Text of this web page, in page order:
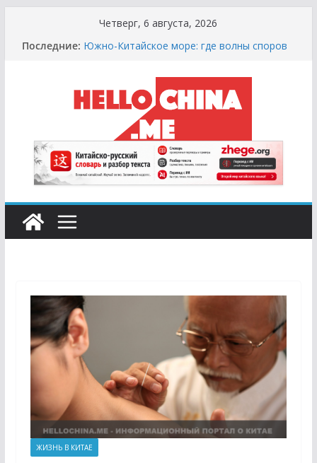
содержимому
Четверг, 6 августа, 2026
Последние: Южно-Китайское море: где волны споров
Сырная Лихорадка: Как Найти Настоящий
Сыр в Китае и не Купить «Пластиковый»
Аналог
Охота за Черным Хлебом: Путеводитель
по Русским и Европейским Пекарням в
Китае
Молочный Кризис: Почему в Китае не
Найти Творог, Сметану и Кефир (и Где
Искать Спасение?)
Счастливые Числа и Продукты-Табу:
ЖИЗНЬ В КИТАЕ